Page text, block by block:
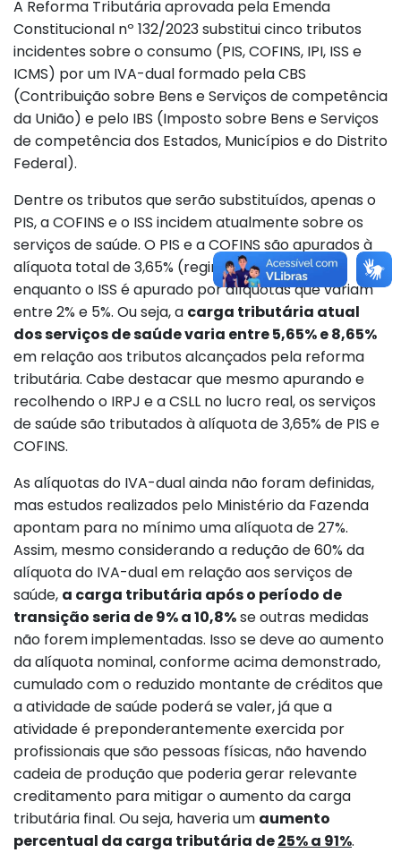
A Reforma Tributária aprovada pela Emenda
Constitucional nº 132/2023 substitui cinco tributos
incidentes sobre o consumo (PIS, COFINS, IPI, ISS e
ICMS) por um IVA-dual formado pela CBS
(Contribuição sobre Bens e Serviços de competência
da União) e pelo IBS (Imposto sobre Bens e Serviços
de competência dos Estados, Municípios e do Distrito
Federal).
Dentre os tributos que serão substituídos, apenas o
PIS, a COFINS e o ISS incidem atualmente sobre os
serviços de saúde. O PIS e a COFINS são apurados à
alíquota total de 3,65% (regime cumulativo),
enquanto o ISS é apurado por alíquotas que variam
entre 2% e 5%. Ou seja, a carga tributária atual
dos serviços de saúde varia entre 5,65% e 8,65%
em relação aos tributos alcançados pela reforma
tributária. Cabe destacar que mesmo apurando e
recolhendo o IRPJ e a CSLL no lucro real, os serviços
de saúde são tributados à alíquota de 3,65% de PIS e
COFINS.
As alíquotas do IVA-dual ainda não foram definidas,
mas estudos realizados pelo Ministério da Fazenda
apontam para no mínimo uma alíquota de 27%.
Assim, mesmo considerando a redução de 60% da
alíquota do IVA-dual em relação aos serviços de
saúde, a carga tributária após o período de
transição seria de 9% a 10,8%se outras medidas
não forem implementadas. Isso se deve ao aumento
da alíquota nominal, conforme acima demonstrado,
cumulado com o reduzido montante de créditos que
a atividade de saúde poderá se valer, já que a
atividade é preponderantemente exercida por
profissionais que são pessoas físicas, não havendo
cadeia de produção que poderia gerar relevante
creditamento para mitigar o aumento da carga
tributária final. Ou seja, haveria um aumento
percentual da carga tributária de25% a 91%.